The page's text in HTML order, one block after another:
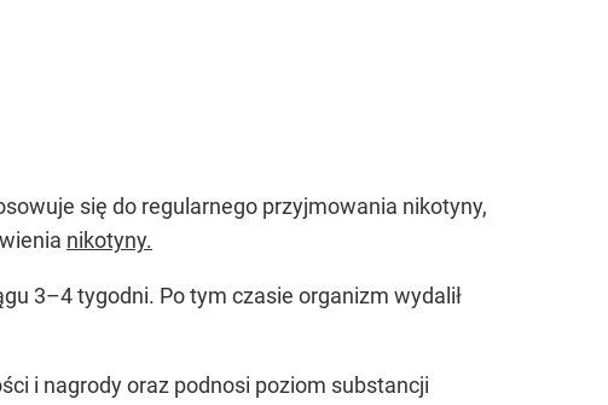
się do regularnego przyjmowania nikotyny,
nikotyny.
3–4 tygodni. Po tym czasie organizm wydalił
i nagrody oraz podnosi poziom substancji